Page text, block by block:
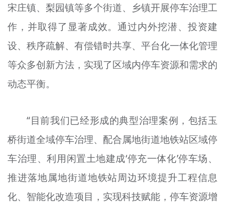
宋庄镇、梨园镇等多个街道、乡镇开展停车治理工
作，并取得了显著成效。通过内外挖潜、投资建
设、秩序疏解、有偿错时共享、平台化一体化管理
等众多创新方法，实现了区域内停车资源和需求的
动态平衡。
“目前我们已经形成的典型治理案例，包括玉
桥街道全域停车治理、配合属地街道地铁站区域停
车治理、利用闲置土地建成‘停充一体化’停车场、
推进落地属地街道地铁站周边环境提升工程信息
化、智能化改造项目，实现科技赋能，停车资源增